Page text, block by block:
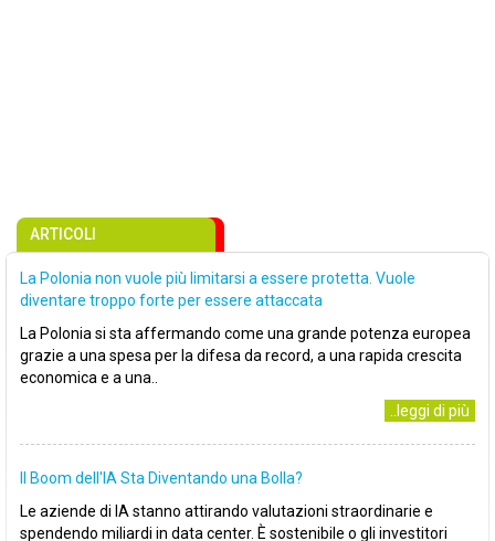
ARTICOLI
La Polonia non vuole più limitarsi a essere protetta. Vuole
diventare troppo forte per essere attaccata
La Polonia si sta affermando come una grande potenza europea
grazie a una spesa per la difesa da record, a una rapida crescita
economica e a una..
..leggi di più
Il Boom dell'IA Sta Diventando una Bolla?
Le aziende di IA stanno attirando valutazioni straordinarie e
spendendo miliardi in data center. È sostenibile o gli investitori